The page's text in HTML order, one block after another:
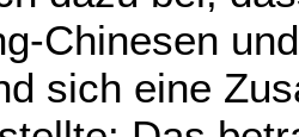
Chinesen
sich eine